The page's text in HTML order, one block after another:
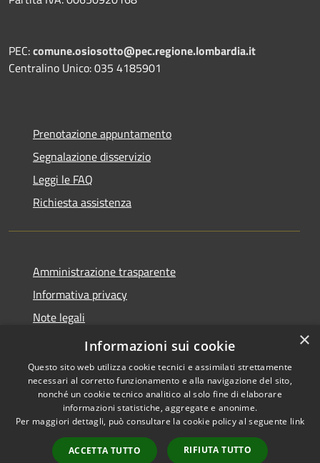
PEC:comune.osiosotto@pec.regione.lombardia.it
Centralino Unico: 035 4185901
Prenotazione appuntamento
Segnalazione disservizio
Leggi le FAQ
Richiesta assistenza
Amministrazione trasparente
Informativa privacy
Note legali
Dichiarazione di accessibilità 2025
Accessibilità
Copyright © 2026 • Comune di
Osio Sotto • Powered by
Municipium•
Accesso
×
Informazioni sui cookie
Questo sito web utilizza cookie tecnici e assimilati strettamente
necessari al corretto funzionamento e alla navigazione del sito,
nonché un cookie tecnico analitico al solo fine di elaborare
informazioni statistiche, aggregate e anonime.
Per maggiori dettagli, può consultare la cookie policy al seguente link
ACCETTA TUTTO RIFIUTA TUTTO